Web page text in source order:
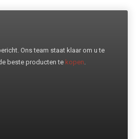
Ons team staat klaar om u te
beste producten te kopen.